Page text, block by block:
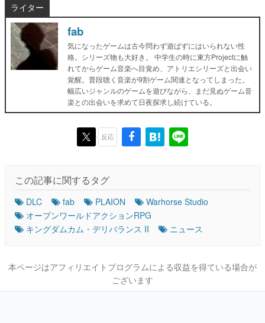
ライター
fab
気になったゲームは古今問わず遊ばずにはいられない性
格。シリーズ物も大好き。 中学生の時に東方Projectに触
れてからゲーム音楽へ目覚め、アトリエシリーズと出会い
覚醒。普段聴く音楽が9割ゲーム関連となってしまった。
幅広いジャンルのゲームを遊びながら、まだ見ぬゲーム音
楽との出会いを求めて日夜探求し続けている。
反応
この記事に関するタグ
DLC fab PLAION
Warhorse Studio
オープンワールドアクションRPG
キングダムカム・デリバランス II
ニュース
本ページはアフィリエイトプログラムによる収益を得ている場合が
ございます